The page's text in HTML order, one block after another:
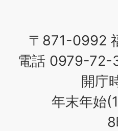
〒871-0992
電話 0979-
開庁
年末年始